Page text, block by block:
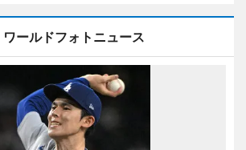
ワールドフォトニュース